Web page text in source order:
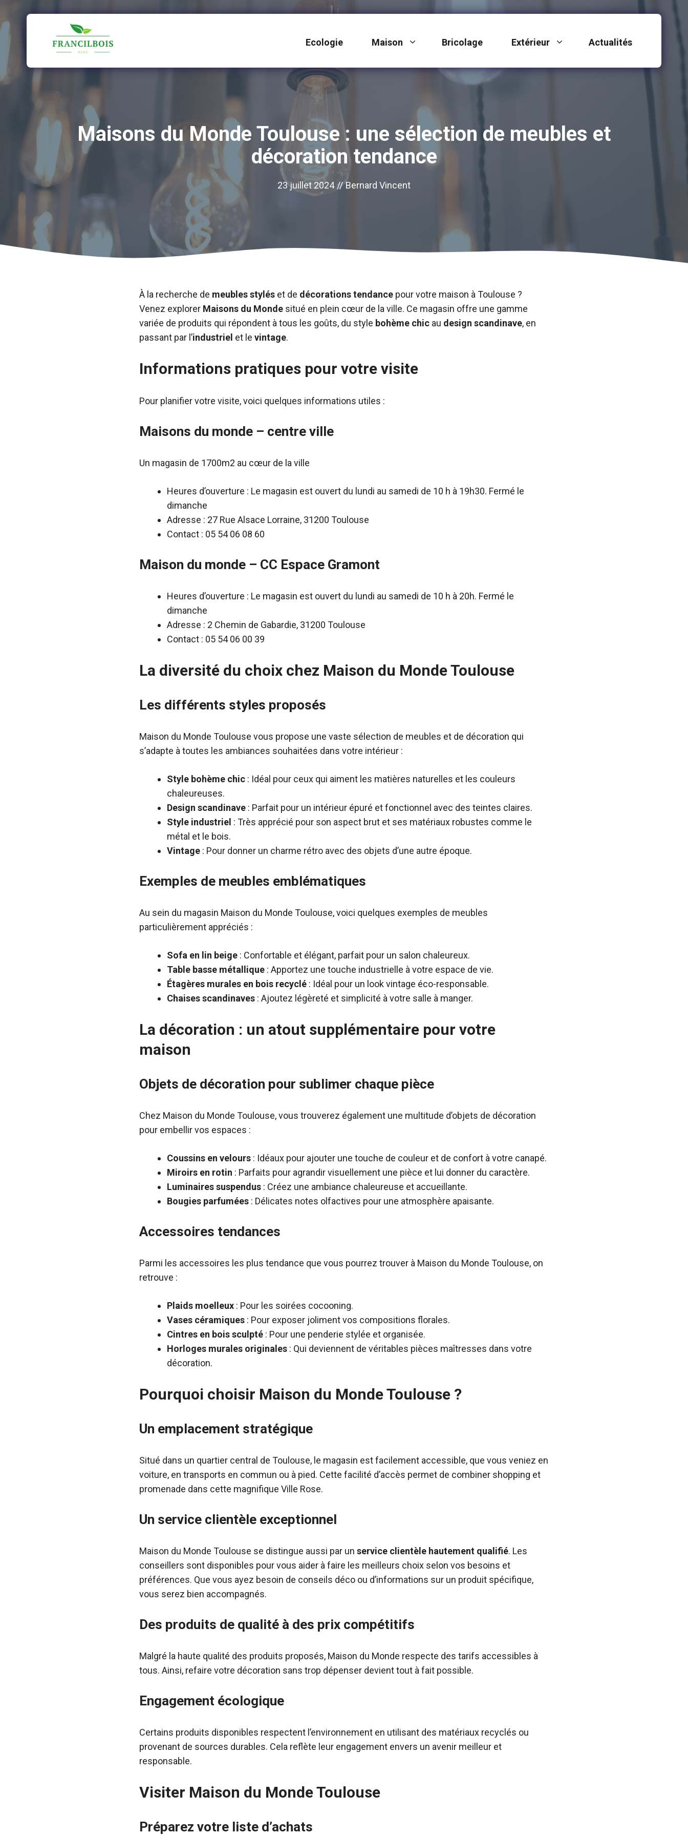
au
contenu
Ecologie Maison Bricolage Extérieur Actualités
Maisons du Monde Toulouse : une sélection de meubles et
décoration tendance
23 juillet 2024 // Bernard Vincent
À la recherche de meubles stylés et de décorations tendance pour votre maison à Toulouse ?
Venez explorer Maisons du Monde situé en plein cœur de la ville. Ce magasin offre une gamme
variée de produits qui répondent à tous les goûts, du style bohème chic au design scandinave, en
passant par l’industriel et le vintage.
Informations pratiques pour votre visite
Pour planifier votre visite, voici quelques informations utiles :
Maisons du monde – centre ville
Un magasin de 1700m2 au cœur de la ville
Heures d’ouverture : Le magasin est ouvert du lundi au samedi de 10 h à 19h30. Fermé le
dimanche
Adresse : 27 Rue Alsace Lorraine, 31200 Toulouse
Contact : 05 54 06 08 60
Maison du monde – CC Espace Gramont
Heures d’ouverture : Le magasin est ouvert du lundi au samedi de 10 h à 20h. Fermé le
dimanche
Adresse : 2 Chemin de Gabardie, 31200 Toulouse
Contact : 05 54 06 00 39
La diversité du choix chez Maison du Monde Toulouse
Les différents styles proposés
Maison du Monde Toulouse vous propose une vaste sélection de meubles et de décoration qui
s’adapte à toutes les ambiances souhaitées dans votre intérieur :
Style bohème chic : Idéal pour ceux qui aiment les matières naturelles et les couleurs
chaleureuses.
Design scandinave : Parfait pour un intérieur épuré et fonctionnel avec des teintes claires.
Style industriel : Très apprécié pour son aspect brut et ses matériaux robustes comme le
métal et le bois.
Vintage : Pour donner un charme rétro avec des objets d’une autre époque.
Exemples de meubles emblématiques
Au sein du magasin Maison du Monde Toulouse, voici quelques exemples de meubles
particulièrement appréciés :
Sofa en lin beige : Confortable et élégant, parfait pour un salon chaleureux.
Table basse métallique : Apportez une touche industrielle à votre espace de vie.
Étagères murales en bois recyclé : Idéal pour un look vintage éco-responsable.
Chaises scandinaves : Ajoutez légèreté et simplicité à votre salle à manger.
La décoration : un atout supplémentaire pour votre
maison
Objets de décoration pour sublimer chaque pièce
Chez Maison du Monde Toulouse, vous trouverez également une multitude d’objets de décoration
pour embellir vos espaces :
Coussins en velours : Idéaux pour ajouter une touche de couleur et de confort à votre canapé.
Miroirs en rotin : Parfaits pour agrandir visuellement une pièce et lui donner du caractère.
Luminaires suspendus : Créez une ambiance chaleureuse et accueillante.
Bougies parfumées : Délicates notes olfactives pour une atmosphère apaisante.
Accessoires tendances
Parmi les accessoires les plus tendance que vous pourrez trouver à Maison du Monde Toulouse, on
retrouve :
Plaids moelleux : Pour les soirées cocooning.
Vases céramiques : Pour exposer joliment vos compositions florales.
Cintres en bois sculpté : Pour une penderie stylée et organisée.
Horloges murales originales : Qui deviennent de véritables pièces maîtresses dans votre
décoration.
Pourquoi choisir Maison du Monde Toulouse ?
Un emplacement stratégique
Situé dans un quartier central de Toulouse, le magasin est facilement accessible, que vous veniez en
voiture, en transports en commun ou à pied. Cette facilité d’accès permet de combiner shopping et
promenade dans cette magnifique Ville Rose.
Un service clientèle exceptionnel
Maison du Monde Toulouse se distingue aussi par un service clientèle hautement qualifié. Les
conseillers sont disponibles pour vous aider à faire les meilleurs choix selon vos besoins et
préférences. Que vous ayez besoin de conseils déco ou d’informations sur un produit spécifique,
vous serez bien accompagnés.
Des produits de qualité à des prix compétitifs
Malgré la haute qualité des produits proposés, Maison du Monde respecte des tarifs accessibles à
tous. Ainsi, refaire votre décoration sans trop dépenser devient tout à fait possible.
Engagement écologique
Certains produits disponibles respectent l’environnement en utilisant des matériaux recyclés ou
provenant de sources durables. Cela reflète leur engagement envers un avenir meilleur et
responsable.
Visiter Maison du Monde Toulouse
Préparez votre liste d’achats